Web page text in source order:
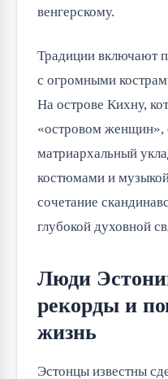
венгерскому.
Традиции включают
с огромными
На острове Кихну,
«островом женщин»,
матриархальный
костюмами и
сочетание
глубокой духовной
Люди
рекорды и
жизнь
Эстонцы известны